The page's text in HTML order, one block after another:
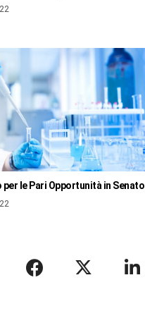
per le Pari Opportunità in Senato